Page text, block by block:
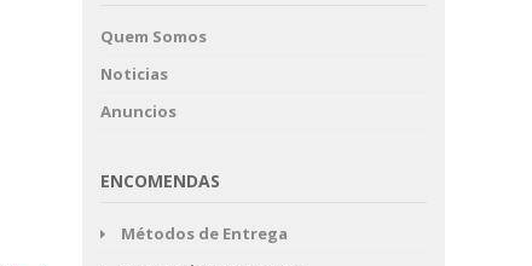
Quem Somos
Noticias
Anuncios
ENCOMENDAS
Métodos de Entrega